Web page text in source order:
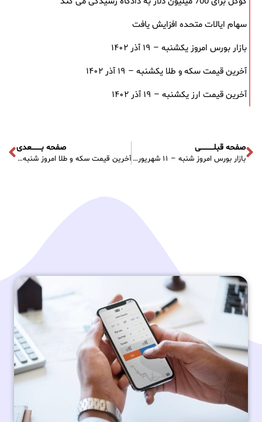
سهام ایالات متحده افزایش یافت
بازار بورس امروز یکشنبه – ۱۹ آذر ۱۴۰۲
آخرین قیمت سکه و طلا یکشنبه – ۱۹ آذر ۱۴۰۲
آخرین قیمت ارز یکشنبه – ۱۹ آذر ۱۴۰۲
صفحه قبلـــــــــــی
بازار بورس امروز شنبه – ۱۱ شهریور ۱۴۰۲
صفحه بــــــــعدی
آخرین قیمت سکه و طلا امروز شنبه – ۱۱ شهریور ۱۴۰۲